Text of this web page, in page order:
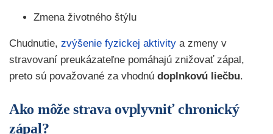
Zmena životného štýlu
Chudnutie, zvýšenie fyzickej aktivity a zmeny v
stravovaní preukázateľne pomáhajú znižovať zápal,
preto sú považované za vhodnú doplnkovú liečbu.
Ako môže strava ovplyvniť chronický
zápal?